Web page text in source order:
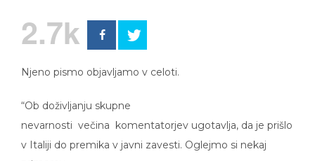
2.7k
nevarnosti večina komentatorjev ugotavlja, da je prišlo
v Italiji do premika v javni zavesti. Oglejmo si nekaj
primerov.